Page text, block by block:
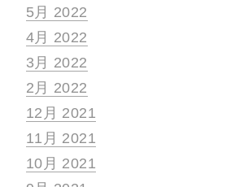
5月 2022
4月 2022
3月 2022
2月 2022
12月 2021
11月 2021
10月 2021